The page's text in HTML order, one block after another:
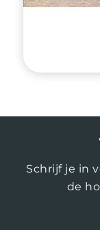
Schrijf je in
de